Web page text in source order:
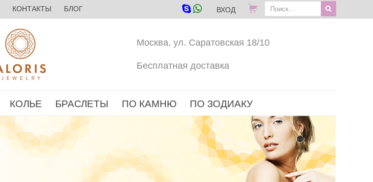
КОНТАКТЫ БЛОГ ВХОД
Москва, ул. Саратовская 18/10
Бесплатная доставка
КОЛЬЕ БРАСЛЕТЫ ПО КАМНЮ ПО ЗОДИАКУ